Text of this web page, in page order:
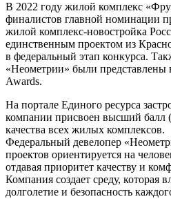
В 2022 году жилой комплекс
финалистов главной
жилой комплекс-новостройка
единственным проектом из
в федеральный этап конкурса.
«Неометрии» были
Awards.
На портале Единого ресурса
компании присвоен высший балл
качества всех жилых комплексов.
Федеральный девелопер
проектов ориентируется на
отдавая приоритет качеству и
Компания создает среду, которая
долголетие и безопасность